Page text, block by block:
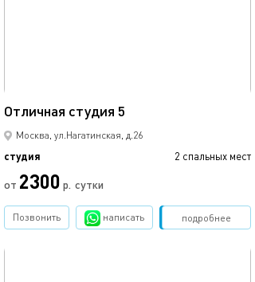
Отличная студия 5
Москва, ул.Нагатинская, д.26
студия 2 спальных мест
от 2300 р. сутки
подробнее
Позвонить написать Забронировать